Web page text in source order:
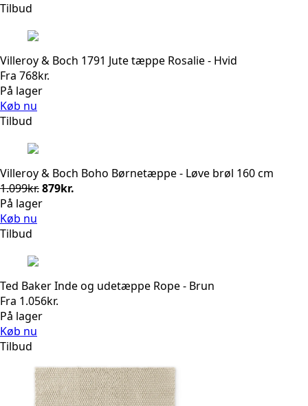
Tilbud
Villeroy & Boch 1791 Jute tæppe Rosalie - Hvid
Fra 768kr.
På lager
Køb nu
Tilbud
Villeroy & Boch Boho Børnetæppe - Løve brøl 160 cm
1.099kr.Den
oprindelige
879kr.
På lager
Køb nu
Tilbud
Ted Baker Inde og udetæppe Rope - Brun
Fra 1.056kr.
På lager
Køb nu
Tilbud